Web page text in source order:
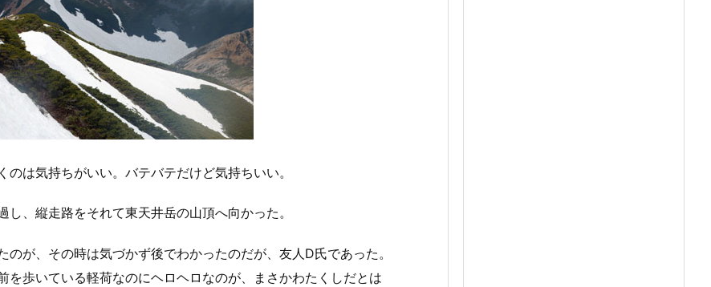
は気持ちがいい。バテバテだけど気持ちいい。
、縦走路をそれて東天井岳の山頂へ向かった。
が、その時は気づかず後でわかったのだが、友人D氏であった。
を歩いている軽荷なのにヘロヘロなのが、まさかわたくしだとは